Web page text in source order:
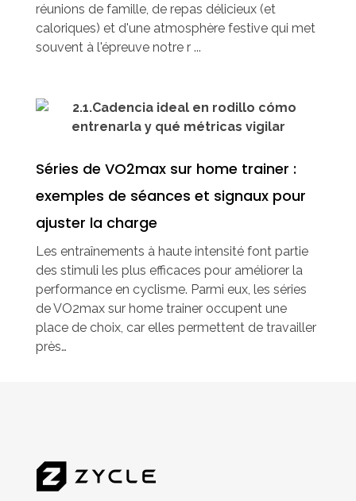
réunions de famille, de repas délicieux (et
caloriques) et d'une atmosphère festive qui met
souvent à l'épreuve notre r ...
Séries de VO2max sur home trainer :
exemples de séances et signaux pour
ajuster la charge
Les entraînements à haute intensité font partie
des stimuli les plus efficaces pour améliorer la
performance en cyclisme. Parmi eux, les séries
de VO2max sur home trainer occupent une
place de choix, car elles permettent de travailler
près…